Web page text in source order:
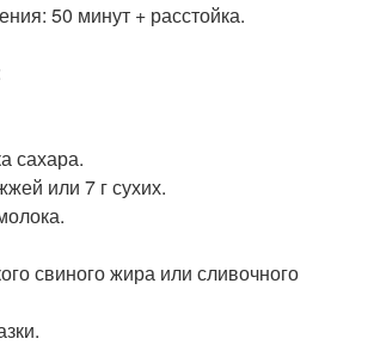
50 минут + расстойка.
сахара.
или 7 г сухих.
свиного жира или сливочного